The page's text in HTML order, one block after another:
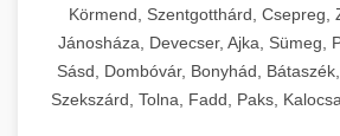
Körmend, Szentgotthárd, Csepreg,
Jánosháza, Devecser, Ajka, Sümeg,
Sásd, Dombóvár, Bonyhád,
Szekszárd, Tolna, Fadd, Paks,